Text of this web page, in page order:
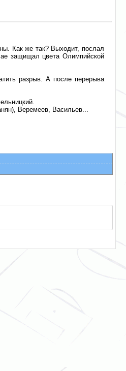
Как же так? Выходит, послал
защищал цвета Олимпийской
разрыв. А после перерыва
Веремеев, Васильев...